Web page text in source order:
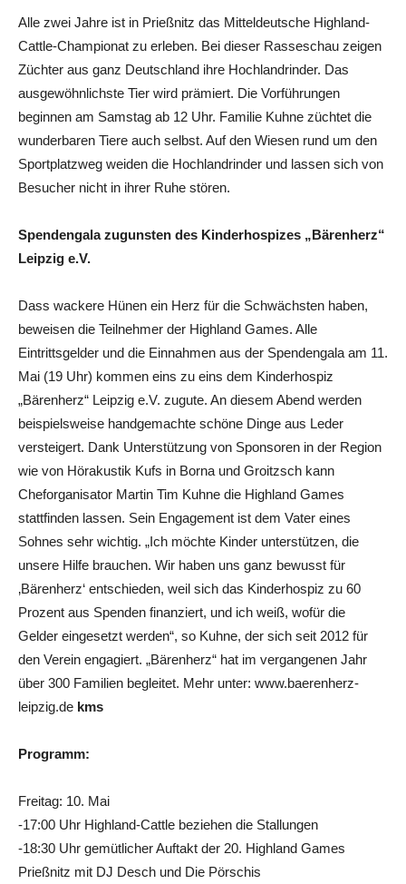
Alle zwei Jahre ist in Prießnitz das Mitteldeutsche Highland-
Cattle-Championat zu erleben. Bei dieser Rasseschau zeigen
Züchter aus ganz Deutschland ihre Hochlandrinder. Das
ausgewöhnlichste Tier wird prämiert. Die Vorführungen
beginnen am Samstag ab 12 Uhr. Familie Kuhne züchtet die
wunderbaren Tiere auch selbst. Auf den Wiesen rund um den
Sportplatzweg weiden die Hochlandrinder und lassen sich von
Besucher nicht in ihrer Ruhe stören.
Spendengalazugunsten des Kinderhospizes „Bärenherz“
Leipzig e.V.
Dass wackere Hünen ein Herz für die Schwächsten haben,
beweisen die Teilnehmer der Highland Games. Alle
Eintrittsgelder und die Einnahmen aus der Spendengala am 11.
Mai (19 Uhr) kommen eins zu eins dem Kinderhospiz
„Bärenherz“ Leipzig e.V. zugute. An diesem Abend werden
beispielsweise handgemachte schöne Dinge aus Leder
versteigert. Dank Unterstützung von Sponsoren in der Region
wie von Hörakustik Kufs in Borna und Groitzsch kann
Cheforganisator Martin Tim Kuhne die Highland Games
stattfinden lassen. Sein Engagement ist dem Vater eines
Sohnes sehr wichtig. „Ich möchte Kinder unterstützen, die
unsere Hilfe brauchen. Wir haben uns ganz bewusst für
‚Bärenherz‘ entschieden, weil sich das Kinderhospiz zu 60
Prozent aus Spenden finanziert, und ich weiß, wofür die
Gelder eingesetzt werden“, so Kuhne, der sich seit 2012 für
den Verein engagiert. „Bärenherz“ hat im vergangenen Jahr
über 300 Familien begleitet. Mehr unter: www.baerenherz-
leipzig.de kms
Programm:
Freitag: 10. Mai
-17:00 Uhr Highland-Cattle beziehen die Stallungen
-18:30 Uhr gemütlicher Auftakt der 20. Highland Games
Prießnitz mit DJ Desch und Die Pörschis